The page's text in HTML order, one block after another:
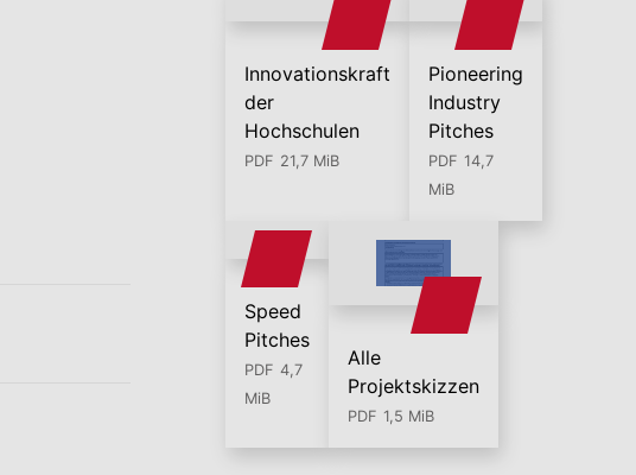
Innovationskraft
der
Hochschulen
PDF 21,7 MiB
Pioneering
Industry
Pitches
PDF 14,7
MiB
Speed
Pitches
PDF 4,7
MiB
Alle
Projektskizzen
PDF 1,5 MiB